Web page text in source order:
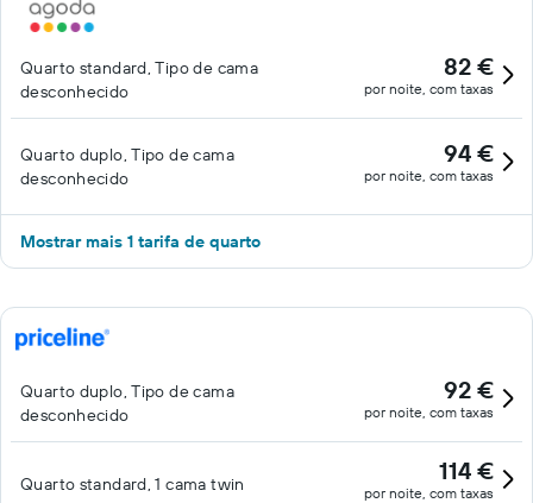
Quarto standard, Tipo de cama
desconhecido
82 €
por noite, com taxas
Quarto duplo, Tipo de cama
desconhecido
94 €
por noite, com taxas
Mostrar mais 1 tarifa de quarto
Quarto duplo, Tipo de cama
desconhecido
92 €
por noite, com taxas
Quarto standard, 1 cama twin 114 €
por noite, com taxas